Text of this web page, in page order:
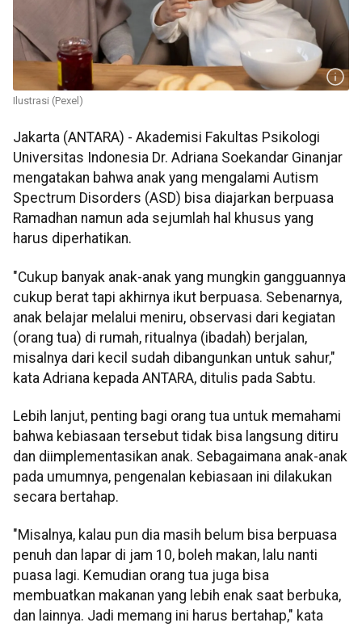
Ilustrasi (Pexel)
Jakarta (ANTARA) - Akademisi Fakultas Psikologi
Universitas Indonesia Dr. Adriana Soekandar Ginanjar
mengatakan bahwa anak yang mengalami Autism
Spectrum Disorders (ASD) bisa diajarkan berpuasa
Ramadhan namun ada sejumlah hal khusus yang
harus diperhatikan.
"Cukup banyak anak-anak yang mungkin gangguannya
cukup berat tapi akhirnya ikut berpuasa. Sebenarnya,
anak belajar melalui meniru, observasi dari kegiatan
(orang tua) di rumah, ritualnya (ibadah) berjalan,
misalnya dari kecil sudah dibangunkan untuk sahur,"
kata Adriana kepada ANTARA, ditulis pada Sabtu.
Lebih lanjut, penting bagi orang tua untuk memahami
bahwa kebiasaan tersebut tidak bisa langsung ditiru
dan diimplementasikan anak. Sebagaimana anak-anak
pada umumnya, pengenalan kebiasaan ini dilakukan
secara bertahap.
"Misalnya, kalau pun dia masih belum bisa berpuasa
penuh dan lapar di jam 10, boleh makan, lalu nanti
puasa lagi. Kemudian orang tua juga bisa
membuatkan makanan yang lebih enak saat berbuka,
dan lainnya. Jadi memang ini harus bertahap," kata